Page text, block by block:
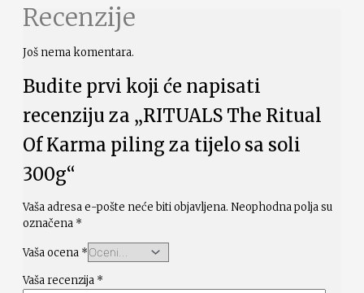
Recenzije
Još nema komentara.
Budite prvi koji će napisati
recenziju za „RITUALS The Ritual
Of Karma piling za tijelo sa soli
300g“
Vaša adresa e-pošte neće biti objavljena. Neophodna polja su
označena *
Vaša ocena *
Vaša recenzija *